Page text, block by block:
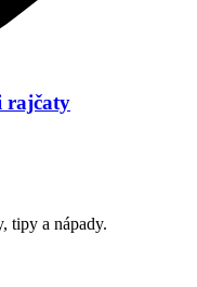
rajčaty
tipy a nápady.